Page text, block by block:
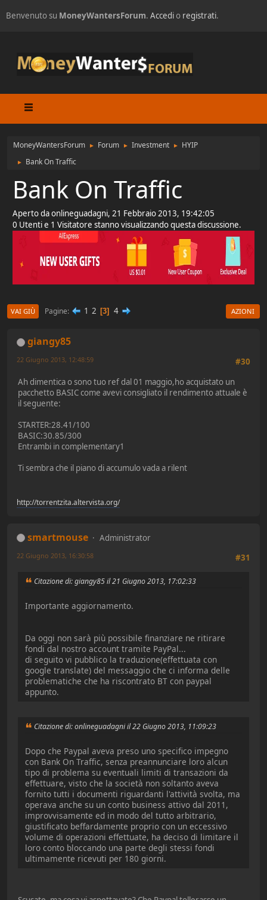
Benvenuto su MoneyWantersForum. Accedio registrati.
MoneyWantersForum ► Forum ► Investment ► HYIP
► Bank On Traffic
Bank On Traffic
Aperto da onlineguadagni, 21 Febbraio 2013, 19:42:05
0 Utenti e 1 Visitatore stanno visualizzando questa discussione.
VAI GIÙ Pagine 1 2 3 4 AZIONI
giangy85
#30
22 Giugno 2013, 12:48:59
Ah dimentica o sono tuo ref dal 01 maggio,ho acquistato un
pacchetto BASIC come avevi consigliato il rendimento attuale è
il seguente:
STARTER:28.41/100
BASIC:30.85/300
Entrambi in complementary1
Ti sembra che il piano di accumulo vada a rilent
http://torrentzita.altervista.org/
smartmouse
Administrator
#31
22 Giugno 2013, 16:30:58
Citazione di: giangy85 il 21 Giugno 2013, 17:02:33
Importante aggiornamento.
Da oggi non sarà più possibile finanziare ne ritirare
fondi dal nostro account tramite PayPal...
di seguito vi pubblico la traduzione(effettuata con
google translate) del messaggio che ci informa delle
problematiche che ha riscontrato BT con paypal
appunto.
Citazione di: onlineguadagni il 22 Giugno 2013, 11:09:23
Dopo che Paypal aveva preso uno specifico impegno
con Bank On Traffic, senza preannunciare loro alcun
tipo di problema su eventuali limiti di transazioni da
effettuare, visto che la società non soltanto aveva
fornito tutti i documenti riguardanti l'attività svolta, ma
operava anche su un conto business attivo dal 2011,
improvvisamente ed in modo del tutto arbitrario,
giustificato beffardamente proprio con un eccessivo
volume di operazioni effettuate, ha deciso di limitare il
loro conto bloccando una parte degli stessi fondi
ultimamente ricevuti per 180 giorni.